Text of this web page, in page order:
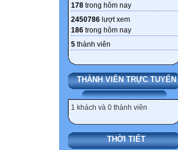
178 trong hôm nay
2450786 lượt xem
186 trong hôm nay
5 thành viên
THÀNH VIÊN TRỰC TUYẾN
1 khách và 0 thành viên
THỜI TIẾT